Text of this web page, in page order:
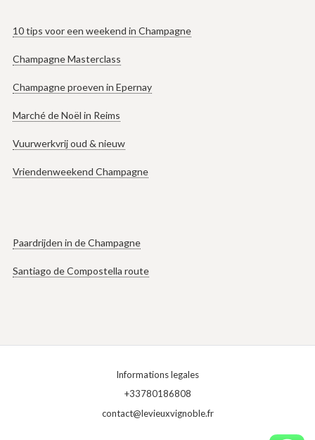
10 tips voor een weekend in Champagne
Champagne Masterclass
Champagne proeven in Epernay
Marché de Noël in Reims
Vuurwerkvrij oud & nieuw
Vriendenweekend Champagne
Paardrijden in de Champagne
Santiago de Compostella route
Informations legales
+33780186808
contact@levieuxvignoble.fr